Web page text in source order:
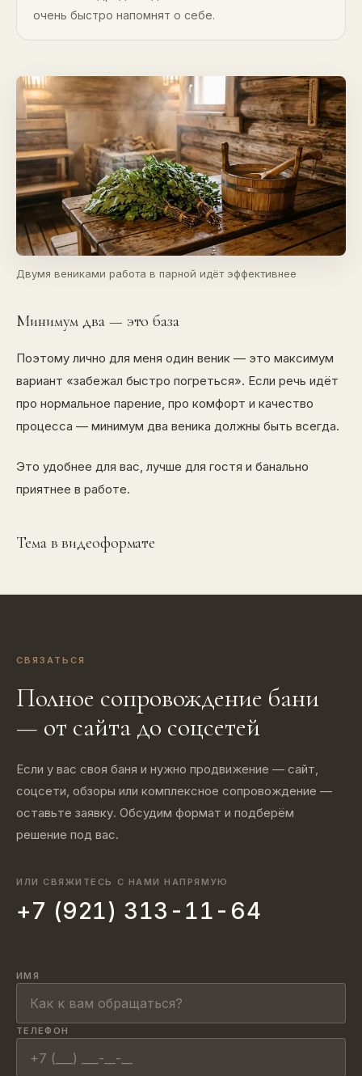
очень быстро напомнят о себе.
Двумя вениками работа в парной идёт эффективнее
Минимум два — это база
Поэтому лично для меня один веник — это максимум
вариант «забежал быстро погреться». Если речь идёт
про нормальное парение, про комфорт и качество
процесса — минимум два веника должны быть всегда.
Это удобнее для вас, лучше для гостя и банально
приятнее в работе.
Тема в видеоформате
СВЯЗАТЬСЯ
Полное сопровождение бани
— от сайта до соцсетей
Если у вас своя баня и нужно продвижение — сайт,
соцсети, обзоры или комплексное сопровождение —
оставьте заявку. Обсудим формат и подберём
решение под вас.
ИЛИ СВЯЖИТЕСЬ С НАМИ НАПРЯМУЮ
+7 (921) 313-11-64
ИМЯ
ТЕЛЕФОН